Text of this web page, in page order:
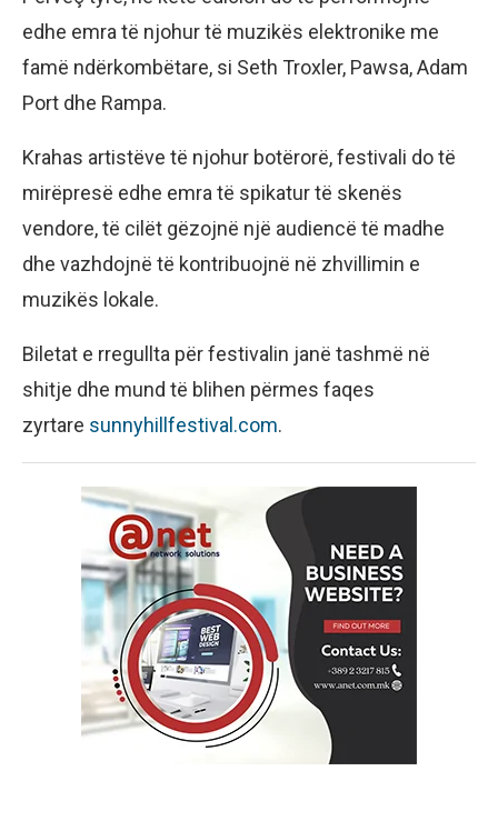
edhe emra të njohur të muzikës elektronike me
famë ndërkombëtare, si Seth Troxler, Pawsa, Adam
Port dhe Rampa.
Krahas artistëve të njohur botërorë, festivali do të
mirëpresë edhe emra të spikatur të skenës
vendore, të cilët gëzojnë një audiencë të madhe
dhe vazhdojnë të kontribuojnë në zhvillimin e
muzikës lokale.
Biletat e rregullta për festivalin janë tashmë në
shitje dhe mund të blihen përmes faqes
zyrtare sunnyhillfestival.com.